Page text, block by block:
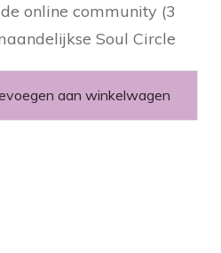
online community (3
Soul Circle
aan winkelwagen